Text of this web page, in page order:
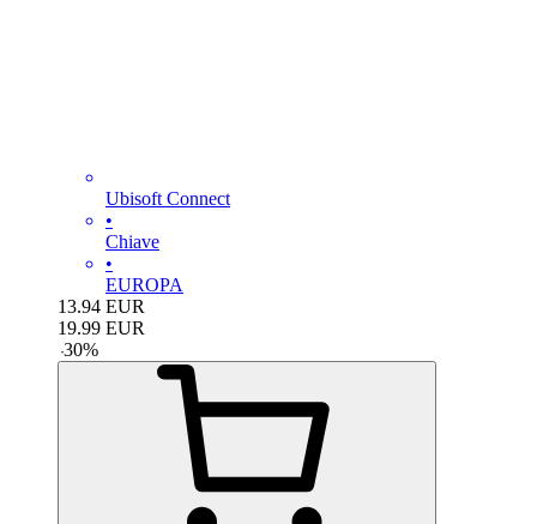
Ubisoft Connect
•
Chiave
•
EUROPA
13.94 EUR
19.99 EUR
-30%